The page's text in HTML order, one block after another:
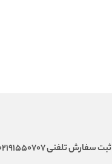
ثبت سفارش تلفنی 02191550707